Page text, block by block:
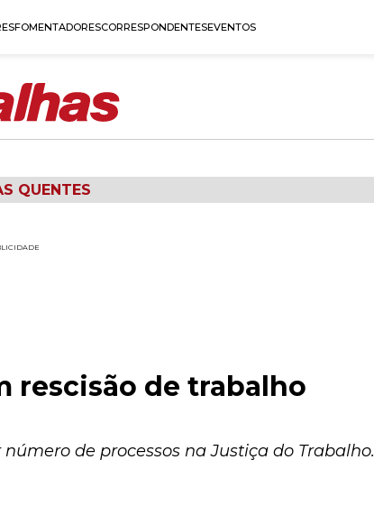
FOMENTADORESCORRESPONDENTESEVENTOS
QUENTES
rescisão de trabalho
de processos na Justiça do Trabalho.